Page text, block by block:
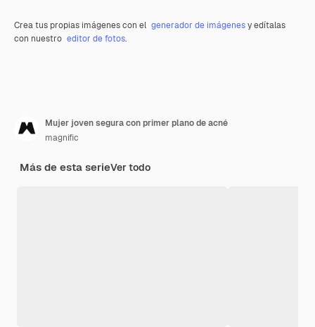
Crea tus propias imágenes con el generador de imágenesy edítalas
con nuestro editor de fotos.
Mujer joven segura con primer plano de acné
magnific
Más de esta serieVer todo